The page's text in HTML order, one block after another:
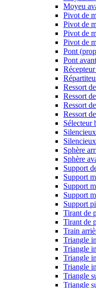
Moyeu
Pivot de
Pivot de
Pivot de
Pivot de
Pont
Pont
Ressort
Ressort
Ressort
Ressort
Sélecteur
Sphère
Sphère
Support
Support
Support
Support
Support
Tirant de
Tirant de
Train
Triangle
Triangle
Triangle
Triangle
Triangle
Triangle